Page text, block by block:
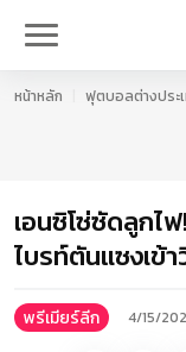
หน้าหลัก ฟุตบอลต่างประ
เอนซิโซ่ซัดลูกไ
ไบรท์ตันแซงเข้
พรีเมียร์ลีก 4/15/